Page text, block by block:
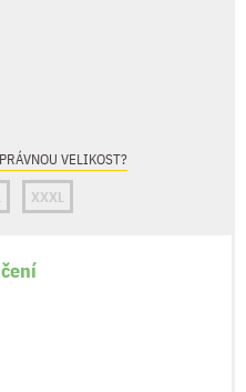
VELIKOST?
XXXL